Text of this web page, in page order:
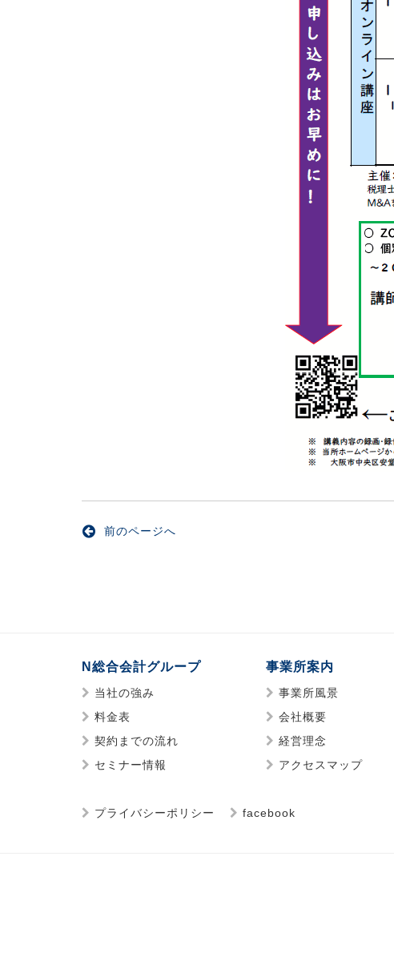
前のページへ
N総合会計グループ
当社の強み
料金表
契約までの流れ
セミナー情報
事業所案内
事業所風景
会社概要
経営理念
アクセスマップ
プライバシーポリシー facebook